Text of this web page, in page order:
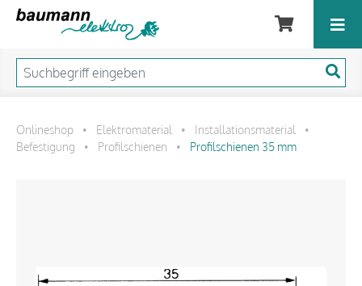
Onlineshop • Elektromaterial • Installationsmaterial
•
Befestigung
• Profilschienen • Profilschienen 35 mm